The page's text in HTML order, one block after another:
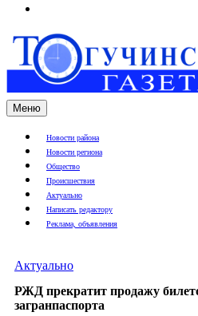
Меню
Новости района
Новости региона
Общество
Происшествия
Актуально
Написать редактору
Реклама, объявления
Актуально
РЖД прекратит продажу
загранпаспорта